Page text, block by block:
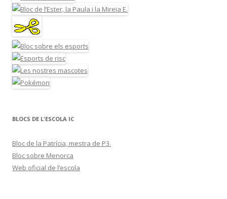
BLOCS DE L'ESCOLA IC
Bloc de la Patrícia, mestra de P3.
Bloc sobre Menorca
Web oficial de l’escola